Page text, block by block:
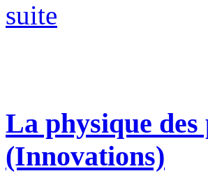
suite
La physique
(Innovations)